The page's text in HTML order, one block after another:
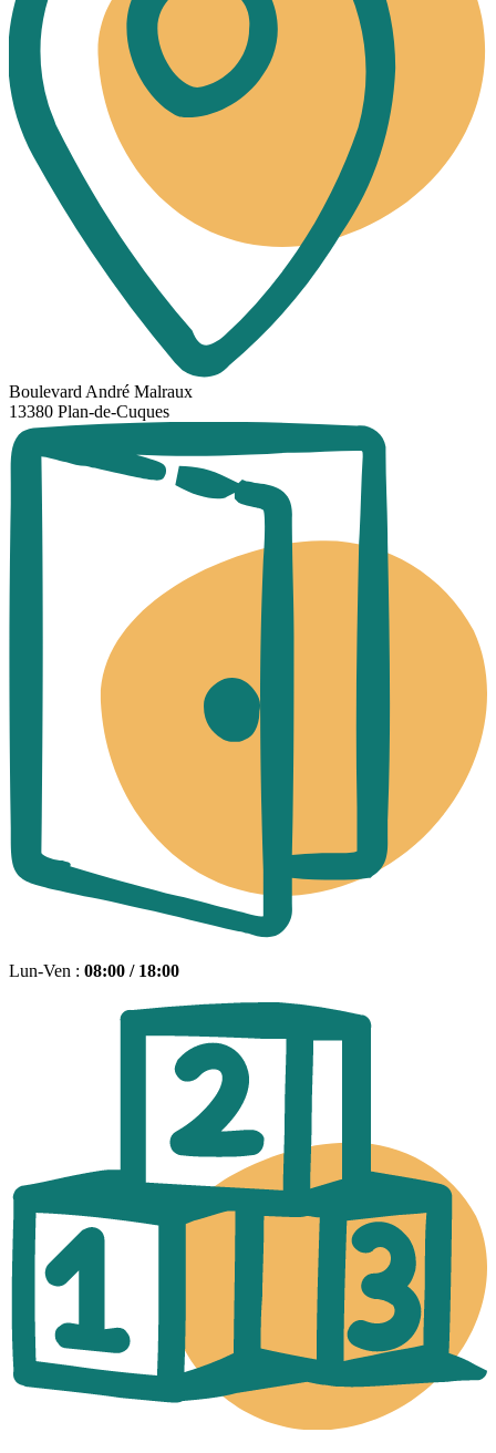
Boulevard André Malraux
13380 Plan-de-Cuques
Lun-Ven : 08:00 / 18:00